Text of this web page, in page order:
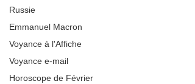
Russie
Emmanuel Macron
Voyance à l'Affiche
Voyance e-mail
Horoscope de Février